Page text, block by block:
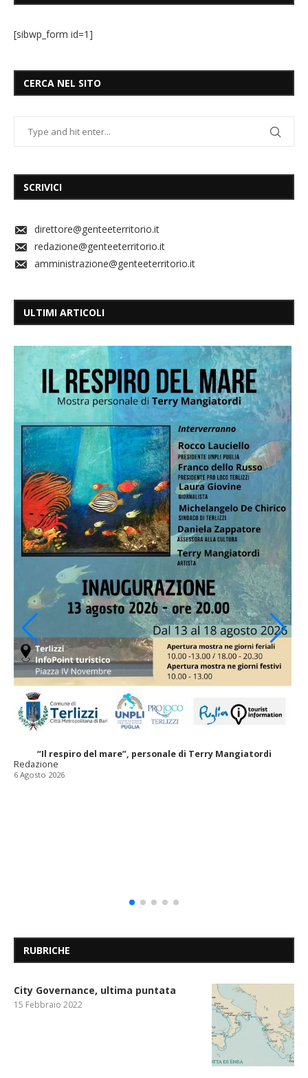
[sibwp_form id=1]
CERCA NEL SITO
SCRIVICI
direttore@genteeterritorio.it
redazione@genteeterritorio.it
amministrazione@genteeterritorio.it
ULTIMI ARTICOLI
“Il respiro del mare”, personale di Terry Mangiatordi
Redazione
6 Agosto 2026
RUBRICHE
City Governance, ultima puntata
15 Febbraio 2022